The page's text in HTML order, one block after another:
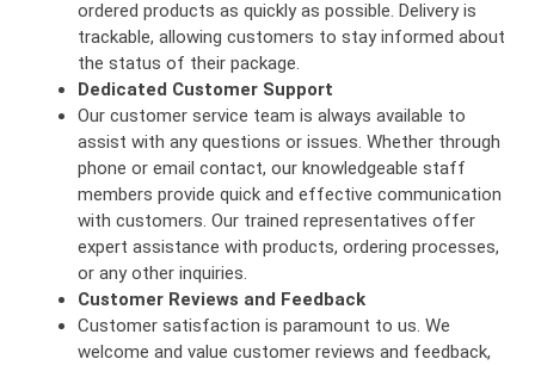
ordered products as quickly as possible. Delivery is
trackable, allowing customers to stay informed about
the status of their package.
Dedicated Customer Support
Our customer service team is always available to
assist with any questions or issues. Whether through
phone or email contact, our knowledgeable staff
members provide quick and effective communication
with customers. Our trained representatives offer
expert assistance with products, ordering processes,
or any other inquiries.
Customer Reviews and Feedback
Customer satisfaction is paramount to us. We
welcome and value customer reviews and feedback,